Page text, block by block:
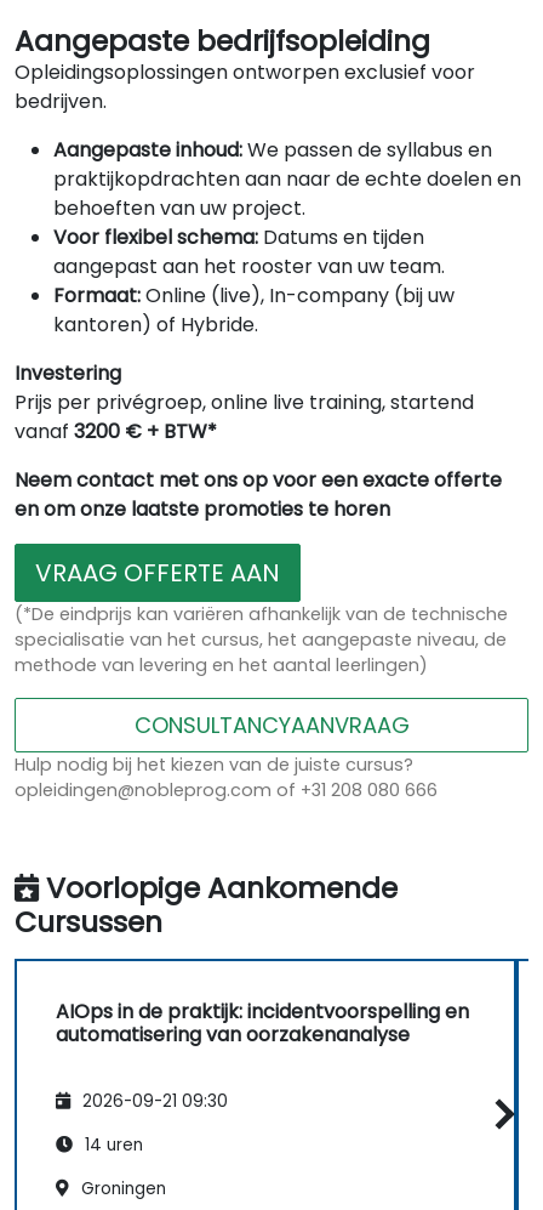
Aangepaste bedrijfsopleiding
Opleidingsoplossingen ontworpen exclusief voor
bedrijven.
Aangepaste inhoud:We passen de syllabus en
praktijkopdrachten aan naar de echte doelen en
behoeften van uw project.
Voor flexibel schema: Datums en tijden
aangepast aan het rooster van uw team.
Formaat:Online (live), In-company (bij uw
kantoren) of Hybride.
Investering
Prijs per privégroep, online live training, startend
vanaf 3200 € + BTW*
Neem contact met ons op voor een exacte offerte
en om onze laatste promoties te horen
VRAAG OFFERTE AAN
(*De eindprijs kan variëren afhankelijk van de technische
specialisatie van het cursus, het aangepaste niveau, de
methode van levering en het aantal leerlingen)
CONSULTANCYAANVRAAG
Hulp nodig bij het kiezen van de juiste cursus?
opleidingen@nobleprog.com of +31 208 080 666
Voorlopige Aankomende
Cursussen
AIOps in de praktijk: incidentvoorspelling en
automatisering van oorzakenanalyse
2026-09-21 09:30
14 uren
Groningen